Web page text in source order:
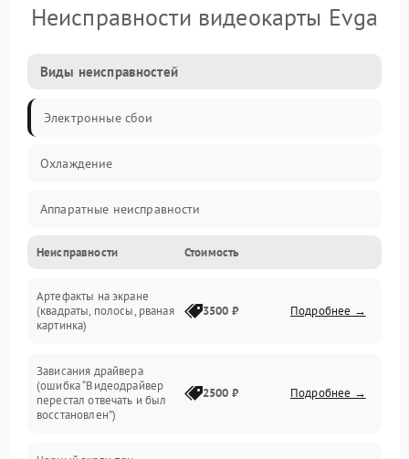
Неисправности видеокарты Evga
Виды неисправностей
Электронные сбои
Охлаждение
Аппаратные неисправности
Перегрев и термопроблемы
Видео
Интерфейсные и коммуникационные проблемы
Неисправности Стоимость
Артефакты на экране
(квадраты, полосы, рваная
картинка)
3500 ₽ Подробнее →
Зависания драйвера
(ошибка “Видеодрайвер
перестал отвечать и был
восстановлен”)
2500 ₽ Подробнее →